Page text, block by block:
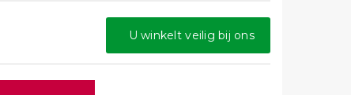
U winkelt veilig bij ons